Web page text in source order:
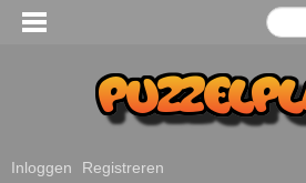
Inloggen Registreren